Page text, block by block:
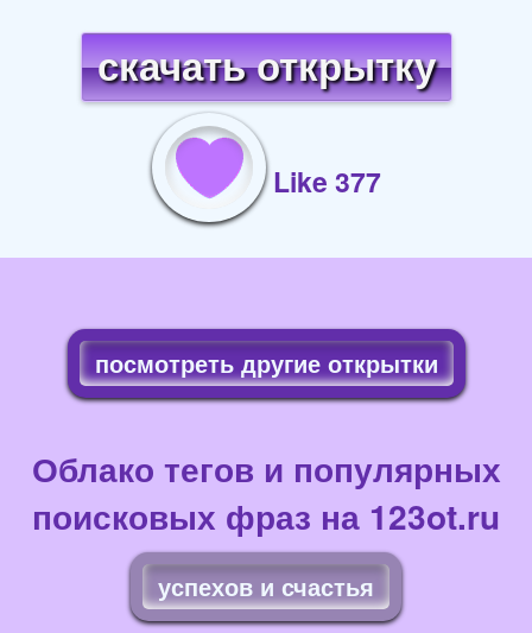
скачать открытку
Like 377
посмотреть другие открытки
Облако тегов и популярных
поисковых фраз на 123ot.ru
успехов и счастья